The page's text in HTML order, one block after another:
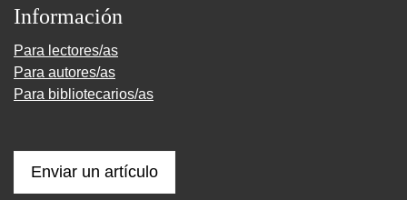
Información
Para lectores/as
Para autores/as
Para bibliotecarios/as
Enviar un artículo